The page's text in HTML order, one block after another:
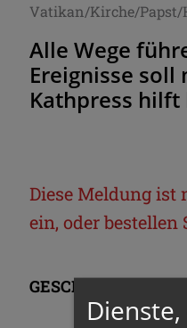
Vatikan/Kirche/Papst/
Alle Wege
Ereignisse
Kathpress hilft
Diese Meldung ist
ein, oder bestellen
GESCHÜTZTER